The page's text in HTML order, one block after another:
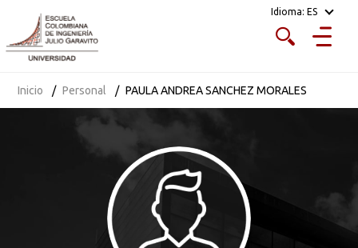
Idioma: ES
Inicio Personal PAULA ANDREA SANCHEZ MORALES